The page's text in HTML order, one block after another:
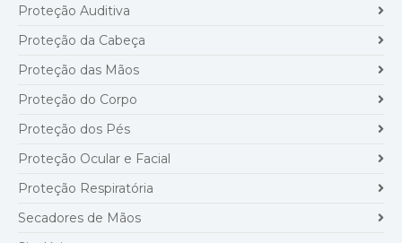
Proteção Auditiva
Proteção da Cabeça
Proteção das Mãos
Proteção do Corpo
Proteção dos Pés
Proteção Ocular e Facial
Proteção Respiratória
Secadores de Mãos